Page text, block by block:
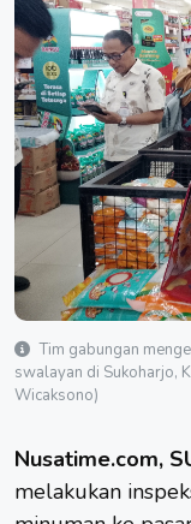
Tim gabungan
swalayan di Sukoharjo,
Wicaksono)
Nusatime.com,
melakukan